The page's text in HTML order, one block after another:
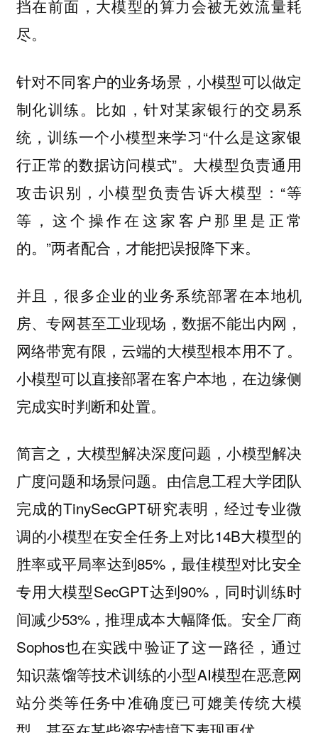
挡在前面，大模型的算力会被无效流量耗
尽。
针对不同客户的业务场景，小模型可以做定
制化训练。比如，针对某家银行的交易系
统，训练一个小模型来学习“什么是这家银
行正常的数据访问模式”。大模型负责通用
攻击识别，小模型负责告诉大模型：“等
等，这个操作在这家客户那里是正常
的。”两者配合，才能把误报降下来。
并且，很多企业的业务系统部署在本地机
房、专网甚至工业现场，数据不能出内网，
网络带宽有限，云端的大模型根本用不了。
小模型可以直接部署在客户本地，在边缘侧
完成实时判断和处置。
简言之，大模型解决深度问题，小模型解决
广度问题和场景问题。 由信息工程大学团队
完成的TinySecGPT研究表明，经过专业微
调的小模型在安全任务上对比14B大模型的
胜率或平局率达到85%，最佳模型对比安全
专用大模型SecGPT达到90%，同时训练时
间减少53%，推理成本大幅降低。安全厂商
Sophos也在实践中验证了这一路径，通过
知识蒸馏等技术训练的小型AI模型在恶意网
站分类等任务中准确度已可媲美传统大模